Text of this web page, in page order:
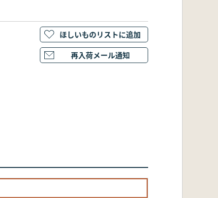
ほしいものリストに追加
再入荷メール通知